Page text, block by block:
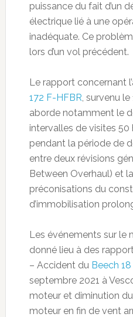
puissance du fait d’un
électrique lié à une
inadéquate. Ce
lors d’un vol précédent.
Le rapport concernant
172 F-HFBR, survenu le
aborde notamment le
intervalles de visites 50
pendant la période de
entre deux révisions
Between Overhaul) et
préconisations du
d’immobilisation
Les événements sur le
donné lieu à des
– Accident du Beech
septembre 2021 à
moteur et diminution
moteur en fin de vent